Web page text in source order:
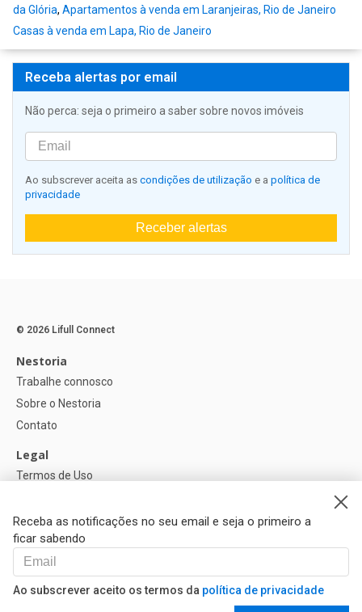
da Glória, Apartamentos à venda em Laranjeiras, Rio de Janeiro
Casas à venda em Lapa, Rio de Janeiro
Receba alertas por email
Não perca: seja o primeiro a saber sobre novos imóveis
Ao subscrever aceita as condições de utilização e a política de
privacidade
Receber alertas
Receba as notificações no seu email e seja o primeiro a
ficar sabendo
Ao subscrever aceito os termos da política de privacidade
© 2026 Lifull Connect
Nestoria
Trabalhe connosco
Sobre o Nestoria
Contato
Legal
Termos de Uso
Política de Cookies
Ajuda
FAQ
Nossos Parceiros